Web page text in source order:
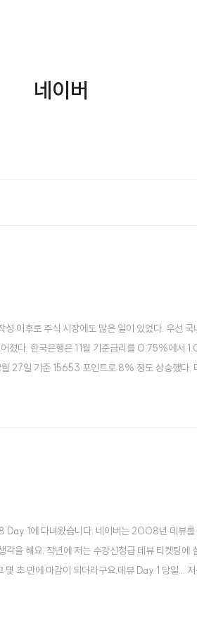
네이버
이후로 주식 시장에도 많은 일이 있었다. 우선 국
졌다. 한국은행은 11월 기준금리를 0.75%에서
27일 기준 15653 포인트로 8% 정도 상승했다.
Day 1에 다녀왔습니다. 네이버는 2008년 데뷰를
을 해요. 작년에 저는 수강신청급 데뷰 티켓팅에
초 만에 마감이 되더라구요.데뷰 Day 1 당일...